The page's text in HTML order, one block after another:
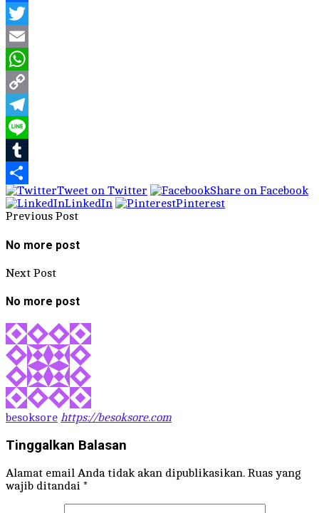
Facebook
Twitter
Email
WhatsApp
Copy
Link
Telegram
Line
Tumblr
Share
Tweet on Twitter
Share on Facebook
LinkedIn
Pinterest
Previous Post
No more post
Next Post
No more post
besoksore https://besoksore.com
Tinggalkan Balasan
Alamat email Anda tidak akan dipublikasikan. Ruas yang
wajib ditandai *